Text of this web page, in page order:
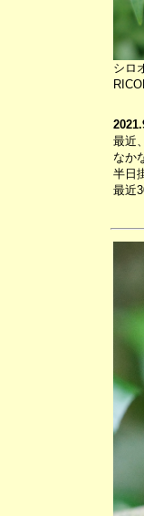
シロ
最近
なか
半日
最近